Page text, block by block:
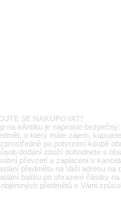
SE NAKUPOVAT!
na eAntiku je naprosto bezpečný:
o který máte zájem,
po potvrzení koupě
dodání zboží dohodnete s
převzetí a zaplacení v
předmětu na Vaši adresu na
balíku po uhrazení částky
předmětů s Vámi